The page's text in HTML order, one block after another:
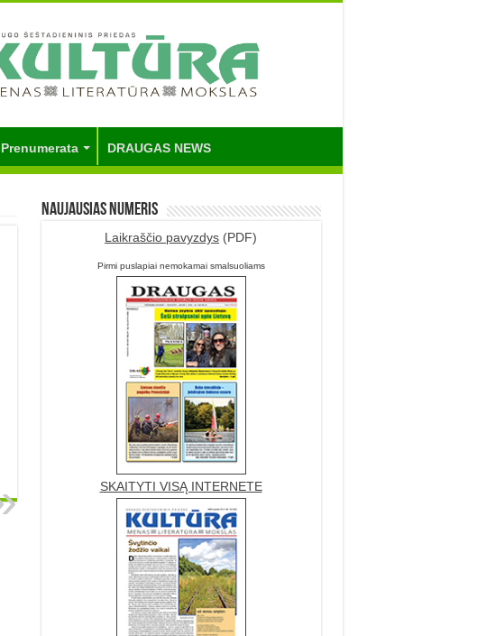
Prenumerata DRAUGAS NEWS
Naujausias numeris
Laikraščio pavyzdys (PDF)
Pirmi puslapiai nemokamai smalsuoliams
SKAITYTI VISĄ INTERNETE